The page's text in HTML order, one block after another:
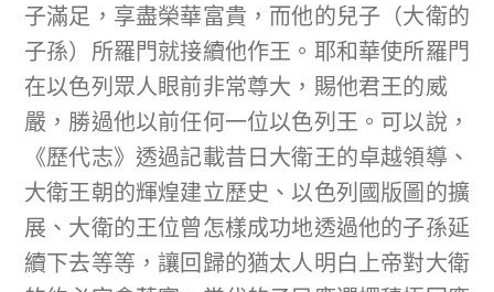
子滿足，享盡榮華富貴，而他的兒子（大衛的
子孫）所羅門就接續他作王。耶和華使所羅門
在以色列眾人眼前非常尊大，賜他君王的威
嚴，勝過他以前任何一位以色列王。可以說，
《歷代志》透過記載昔日大衛王的卓越領導、
大衛王朝的輝煌建立歷史、以色列國版圖的擴
展、大衛的王位曾怎樣成功地透過他的子孫延
續下去等等，讓回歸的猶太人明白上帝對大衛